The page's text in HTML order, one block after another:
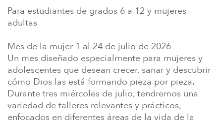
Discover Community
Learn more about our ministries.
Make A Difference
Let us help you get started.
Care & Support
When life gets hard, we’re here to help.
Para estudiantes de grados 6 a 12 y mujeres
adultas
Mes de la mujer 1 al 24 de julio de 2026
Un mes diseñado especialmente para mujeres y
adolescentes que desean crecer, sanar y descubrir
cómo Dios las está formando pieza por pieza.
Durante tres miércoles de julio, tendremos una
variedad de talleres relevantes y prácticos,
enfocados en diferentes áreas de la vida de la